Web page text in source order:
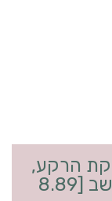
הרקע,
לחצו והורידו את המצגת למחשב [8.89